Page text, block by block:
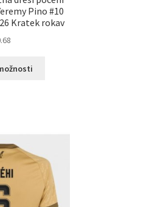
Pino #10
Kratek rokav
izberete
na
strani
izdelka